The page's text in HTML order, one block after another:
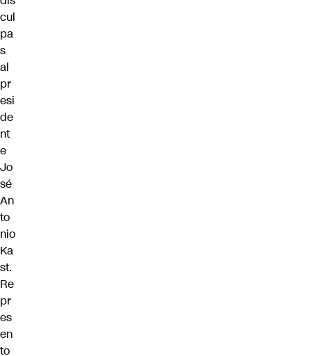
cul
pa
s
al
pr
esi
de
nt
e
Jo
sé
An
to
nio
Ka
st.
Re
pr
es
en
to